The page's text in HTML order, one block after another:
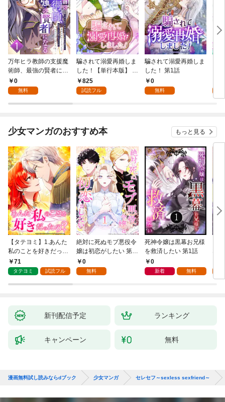
万年ヒラ教師の支援魔
術師、最強の賢者にな
る～不人気の支援魔術
師は給料泥棒だと魔術
が、出世した元教え子
らない件～ 第1話
0
無料
騙されて溺愛再婚しま
した！【単行本版】 1
巻825
試読フル
騙されて溺愛再婚しま
した！ 第1話
0
無料
少女マンガのおすすめ本 もっと見る
【タテヨミ】1.あんた
私のことを好きだった
の？
71
タテヨミ 試読フル
絶対に死ぬモブ悪役令
嬢は初恋がしたい 第1
話0
無料
死神令嬢は黒幕お兄様
を救済したい 第1話
0
新着 無料
な
新刊配信予定 ランキング
キャンペーン 無料
漫画無料試し読みならdブック 少女マンガ セレセフ～sexless sexfriend～